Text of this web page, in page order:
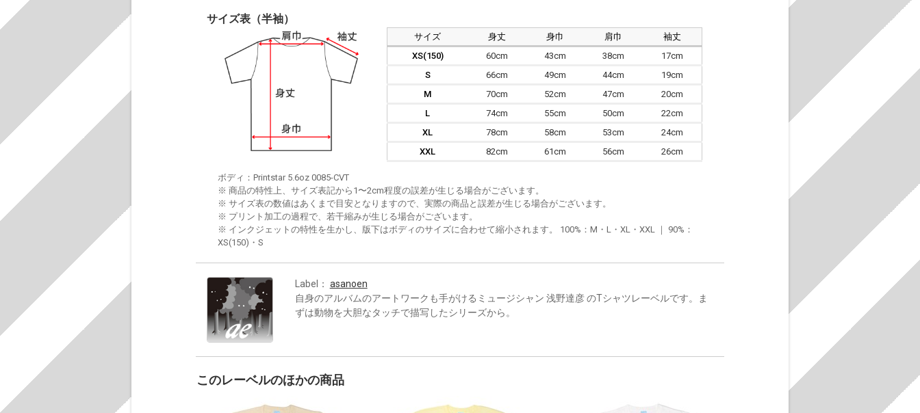
サイズ表（半袖）
サイズ 身丈 身巾 肩巾
袖丈
XS(150)
60cm 43cm 38cm
17cm
S
66cm 49cm 44cm
19cm
M
70cm 52cm 47cm
20cm
L
74cm 55cm 50cm
22cm
XL
78cm 58cm 53cm
24cm
XXL
82cm 61cm 56cm 26cm
ボディ：Printstar 5.6oz 0085-CVT
※ 商品の特性上、サイズ表記から1〜2cm程度の誤差が生じる場合がございます。
※ サイズ表の数値はあくまで目安となりますので、実際の商品と誤差が生じる場合がございます。
※ プリント加工の過程で、若干縮みが生じる場合がございます。
※ インクジェットの特性を生かし、版下はボディのサイズに合わせて縮小されます。 100%：M・L・XL・XXL ｜ 90%：
XS(150)・S
Label： asanoen
自身のアルバムのアートワークも手がけるミュージシャン 浅野達彦 のTシャツレーベルです。ま
ずは動物を大胆なタッチで描写したシリーズから。
このレーベルのほかの商品